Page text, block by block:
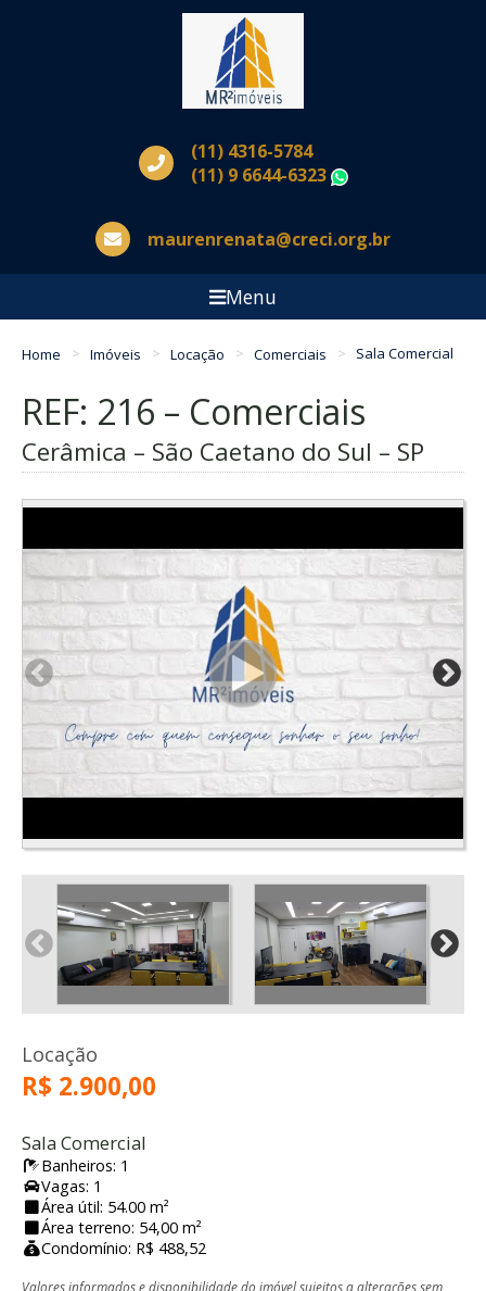
(11) 4316-5784
(11) 9 6644-6323
maurenrenata@creci.org.br
Menu
Home Imóveis Locação Comerciais Sala Comercial
REF: 216 – Comerciais
Cerâmica – São Caetano do Sul – SP
Locação
R$ 2.900,00
Sala Comercial
Banheiros: 1
Vagas: 1
Área útil: 54.00 m²
Área terreno: 54,00 m²
Condomínio: R$ 488,52
Valores informados e disponibilidade do imóvel sujeitos a alterações sem